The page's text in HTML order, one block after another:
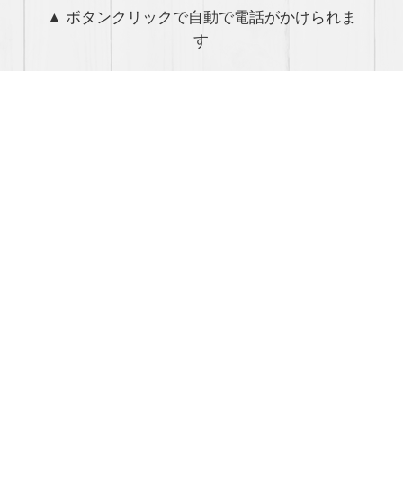
▲ ボタンクリックで自動で電話がかけられま
す